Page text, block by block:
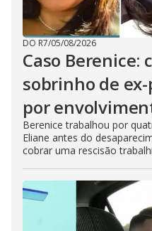
DO R7/05/08/2026
Caso Berenice:
sobrinho de
por
Berenice trabalhou por
Eliane antes do
cobrar uma rescisão